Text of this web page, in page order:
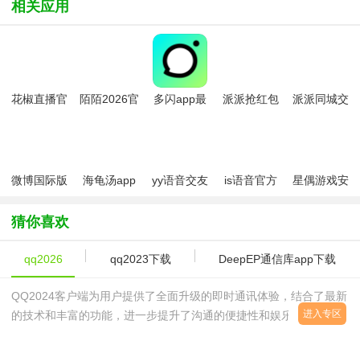
相关应用
花椒直播官
陌陌2026官
多闪app最
派派抢红包
派派同城交
微博国际版
版)
海龟汤app
yy语音交友
is语音官方
星偶游戏安
猜你喜欢
qq2026 qq2023下载 DeepEP通信库app下载
QQ2024客户端为用户提供了全面升级的即时通讯体验，结合了最新
的技术和丰富的功能，进一步提升了沟通的便捷性和娱乐性。这款最
进入专区